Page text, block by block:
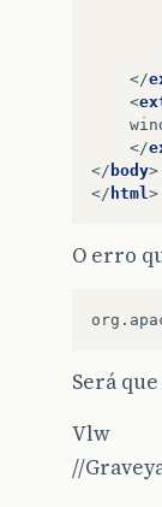
</
<
</
</ body>
</ html >
O erro
Será
Vlw
//